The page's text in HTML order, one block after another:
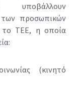
υποβάλλουν
των προσωπικών
το ΤΕΕ, η οποία
(κινητό